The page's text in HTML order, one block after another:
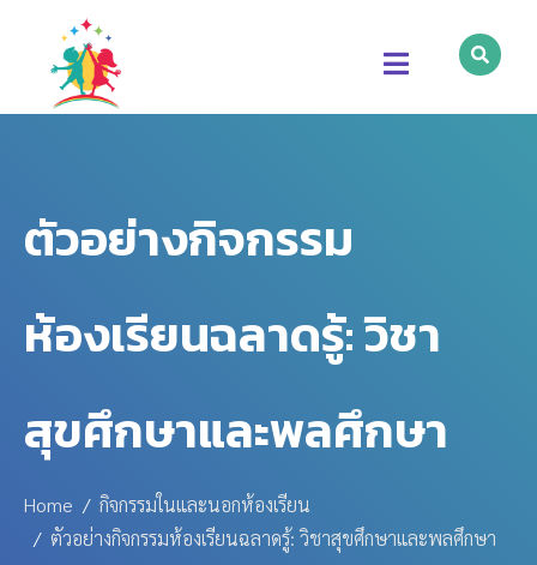
ตัวอย่างกิจกรรม
ห้องเรียนฉลาดรู้: วิชา
สุขศึกษาและพลศึกษา
Home
กิจกรรมในและนอกห้องเรียน
ตัวอย่างกิจกรรมห้องเรียนฉลาดรู้: วิชาสุขศึกษาและพลศึกษา